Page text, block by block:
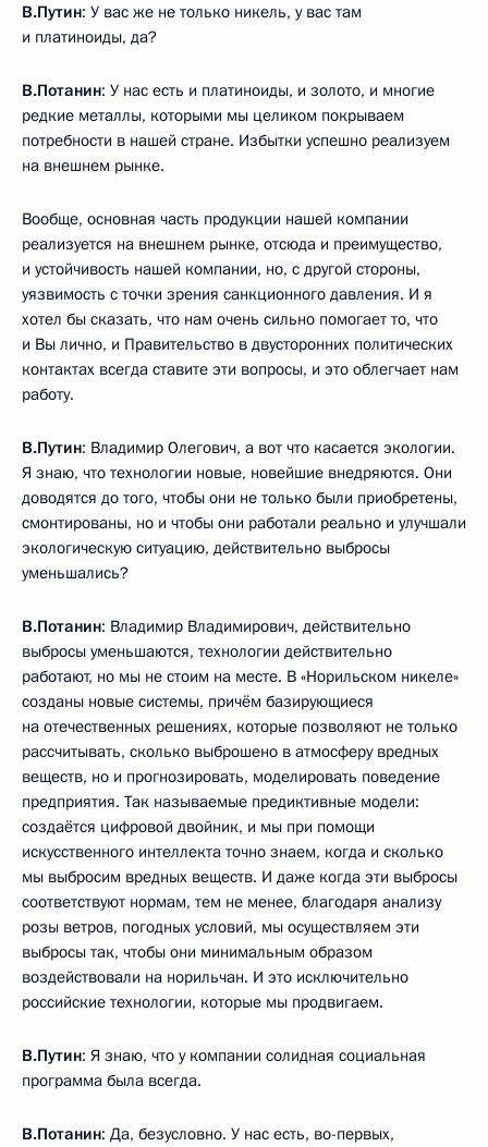
В.Путин: У вас же не только никель, у вас там
и платиноиды, да?
В.Потанин: У нас есть и платиноиды, и золото, и многие
редкие металлы, которыми мы целиком покрываем
потребности в нашей стране. Избытки успешно реализуем
на внешнем рынке.
Вообще, основная часть продукции нашей компании
реализуется на внешнем рынке, отсюда и преимущество,
и устойчивость нашей компании, но, с другой стороны,
уязвимость с точки зрения санкционного давления. И я
хотел бы сказать, что нам очень сильно помогает то, что
и Вы лично, и Правительство в двусторонних политических
контактах всегда ставите эти вопросы, и это облегчает нам
работу.
В.Путин: Владимир Олегович, а вот что касается экологии.
Я знаю, что технологии новые, новейшие внедряются. Они
доводятся до того, чтобы они не только были приобретены,
смонтированы, но и чтобы они работали реально и улучшали
экологическую ситуацию, действительно выбросы
уменьшались?
В.Потанин: Владимир Владимирович, действительно
выбросы уменьшаются, технологии действительно
работают, но мы не стоим на месте. В «Норильском никеле»
созданы новые системы, причём базирующиеся
на отечественных решениях, которые позволяют не только
рассчитывать, сколько выброшено в атмосферу вредных
веществ, но и прогнозировать, моделировать поведение
предприятия. Так называемые предиктивные модели:
создаётся цифровой двойник, и мы при помощи
искусственного интеллекта точно знаем, когда и сколько
мы выбросим вредных веществ. И даже когда эти выбросы
соответствуют нормам, тем не менее, благодаря анализу
розы ветров, погодных условий, мы осуществляем эти
выбросы так, чтобы они минимальным образом
воздействовали на норильчан. И это исключительно
российские технологии, которые мы продвигаем.
В.Путин: Я знаю, что у компании солидная социальная
программа была всегда.
В.Потанин: Да, безусловно. У нас есть, во-первых,